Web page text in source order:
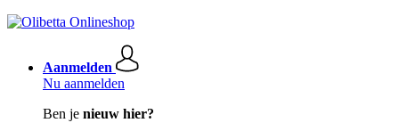
Aanmelden
Nu aanmelden
Ben je nieuw hier?